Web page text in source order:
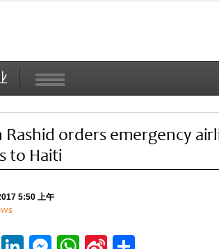
orders emergency
to Haiti
5:50 上午